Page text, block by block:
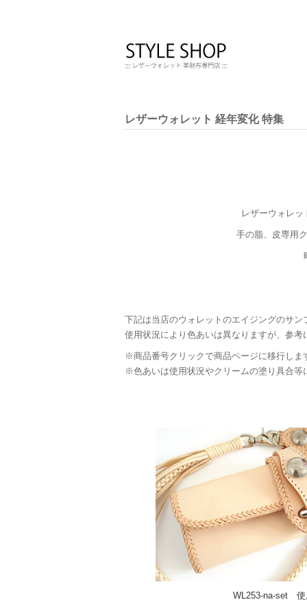
レザーウォレット 経年変化 特集
レザーウォレ
手の脂、皮専用
下記は当店のウォレットのエイジングのサン
使用状況により色あいは異なりますが、参考
※商品番号クリックで商品ページに移行しま
※色あいは使用状況やクリームの塗り具合
WL253-na-set 使